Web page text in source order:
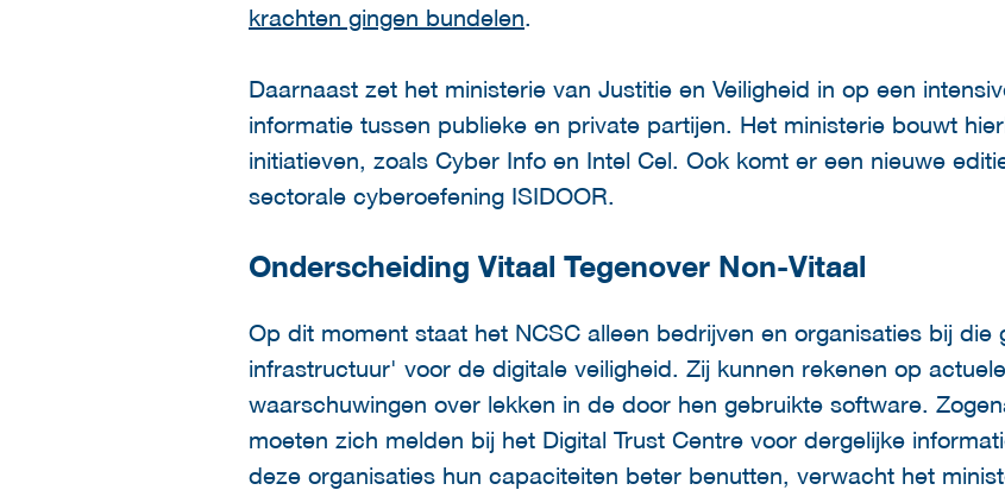
krachten gingen bundelen.
Daarnaast zet het ministerie van Justitie en Veiligheid in op een
informatie tussen publieke en private partijen. Het ministerie bouwt
initiatieven, zoals Cyber Info en Intel Cel. Ook komt er een nieuwe
sectorale cyberoefening ISIDOOR.
Onderscheiding Vitaal Tegenover Non-Vitaal
Op dit moment staat het NCSC alleen bedrijven en organisaties bij die
infrastructuur' voor de digitale veiligheid. Zij kunnen rekenen op
waarschuwingen over lekken in de door hen gebruikte software.
moeten zich melden bij het Digital Trust Centre voor dergelijke
deze organisaties hun capaciteiten beter benutten, verwacht het